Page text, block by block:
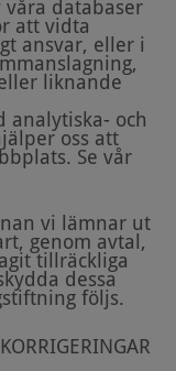
databaser
att vidta
ansvar, eller i
liknande
analytiska- och
oss att
Se vår
vi lämnar ut
genom avtal,
tillräckliga
dessa
följs.